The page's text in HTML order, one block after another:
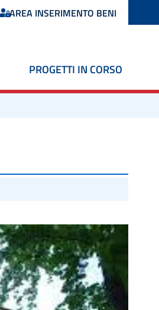
AREA INSERIMENTO BENI
PROGETTI IN CORSO